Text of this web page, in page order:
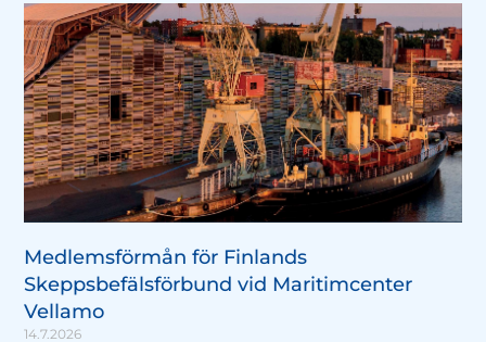
Medlemsförmån för Finlands
Skeppsbefälsförbund vid Maritimcenter
Vellamo
14.7.2026